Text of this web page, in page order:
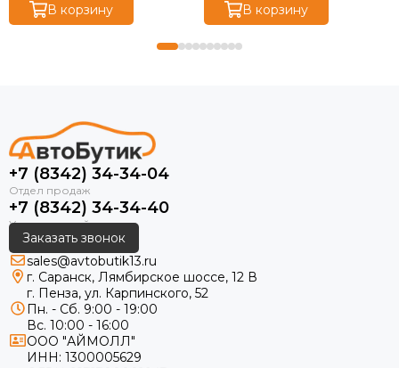
В корзину В корзину
+7 (8342) 34-34-04
+7 (8342) 34-34-40
Заказать звонок
sales@avtobutik13.ru
г. Саранск, Лямбирское шоссе, 12 В
г. Пенза, ул. Карпинского, 52
Пн. - Сб. 9:00 - 19:00
Вс. 10:00 - 16:00
ООО "АЙМОЛЛ"
ИНН: 1300005629